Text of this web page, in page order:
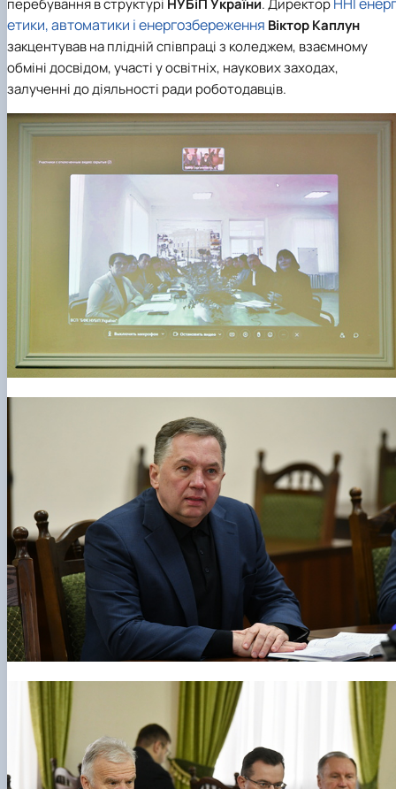
перебування в структурі НУБіП України. Директор
етики, автоматики і енергозбереження Віктор Каплун
закцентував на плідній співпраці з коледжем, взаємному
обміні досвідом, участі у освітніх, наукових заходах,
залученні до діяльності ради роботодавців.